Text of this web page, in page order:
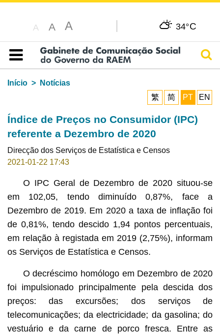
A A A 34°C
Índice
Início
Notícias
繁
简 PT EN
Índice de Preços no Consumidor (IPC)
referente a Dezembro de 2020
Direcção dos Serviços de Estatística e Censos
2021-01-22 17:43
O IPC Geral de Dezembro de 2020 situou-se
em 102,05, tendo diminuído 0,87%, face a
Dezembro de 2019. Em 2020 a taxa de inflação foi
de 0,81%, tendo descido 1,94 pontos percentuais,
em relação à registada em 2019 (2,75%), informam
os Serviços de Estatística e Censos.
O decréscimo homólogo em Dezembro de 2020
foi impulsionado principalmente pela descida dos
preços: das excursões; dos serviços de
telecomunicações; da electricidade; da gasolina; do
vestuário e da carne de porco fresca. Entre as